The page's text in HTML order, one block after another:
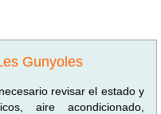
Gunyoles
revisar el estado y
aire acondicionado,